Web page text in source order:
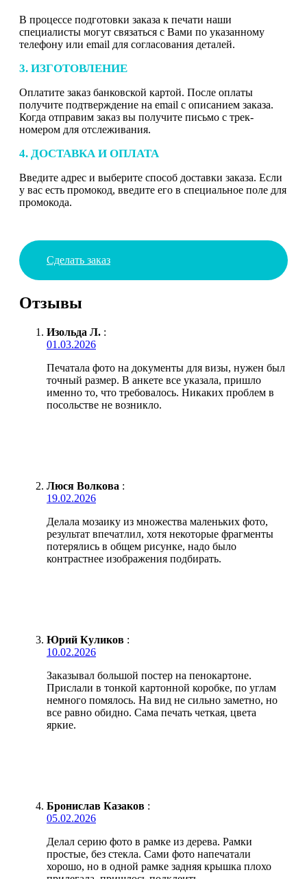
В процессе подготовки заказа к печати наши
специалисты могут связаться с Вами по указанному
телефону или email для согласования деталей.
3. ИЗГОТОВЛЕНИЕ
Оплатите заказ банковской картой. После оплаты
получите подтверждение на email с описанием заказа.
Когда отправим заказ вы получите письмо с трек-
номером для отслеживания.
4. ДОСТАВКА И ОПЛАТА
Введите адрес и выберите способ доставки заказа. Если
у вас есть промокод, введите его в специальное поле для
промокода.
Сделать заказ
Отзывы
Изольда Л. :
01.03.2026
Печатала фото на документы для визы, нужен был
точный размер. В анкете все указала, пришло
именно то, что требовалось. Никаких проблем в
посольстве не возникло.
Люся Волкова :
19.02.2026
Делала мозаику из множества маленьких фото,
результат впечатлил, хотя некоторые фрагменты
потерялись в общем рисунке, надо было
контрастнее изображения подбирать.
Юрий Куликов :
10.02.2026
Заказывал большой постер на пенокартоне.
Прислали в тонкой картонной коробке, по углам
немного помялось. На вид не сильно заметно, но
все равно обидно. Сама печать четкая, цвета
яркие.
Бронислав Казаков :
05.02.2026
Делал серию фото в рамке из дерева. Рамки
простые, без стекла. Сами фото напечатали
хорошо, но в одной рамке задняя крышка плохо